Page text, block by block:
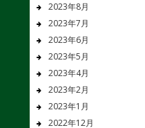
2023年8月
2023年7月
2023年6月
2023年5月
2023年4月
2023年2月
2023年1月
2022年12月